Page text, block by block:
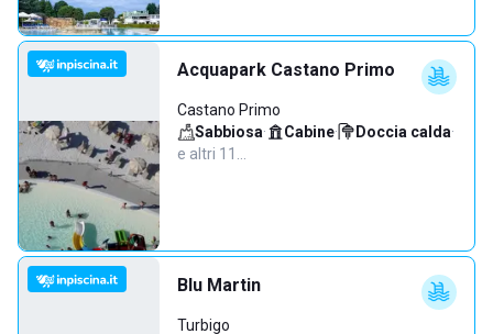
Acquapark Castano Primo
Castano Primo
Sabbiosa· Cabine· Doccia calda·
e altri 11…
Blu Martin
Turbigo